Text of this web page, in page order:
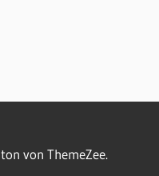
von ThemeZee.